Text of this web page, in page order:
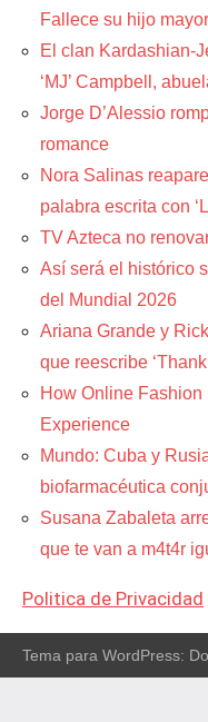
Fallece su hijo
El clan Kardashian-
‘MJ’ Campbell,
Jorge D’Alessio
romance
Nora Salinas
palabra escrita con
TV Azteca no
Así será el histórico
del Mundial 2026
Ariana Grande y
que reescribe ‘Thank
How Online
Experience
Mundo: Cuba y
biofarmacéutica
Susana Zabaleta
que te van a m4t4r
Politica de Privacidad
Tema para WordPress: